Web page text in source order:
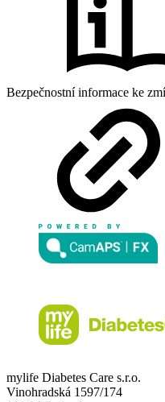
Bezpečnostní informace ke
mylife Diabetes Care s.r.o.
Vinohradská 1597/174